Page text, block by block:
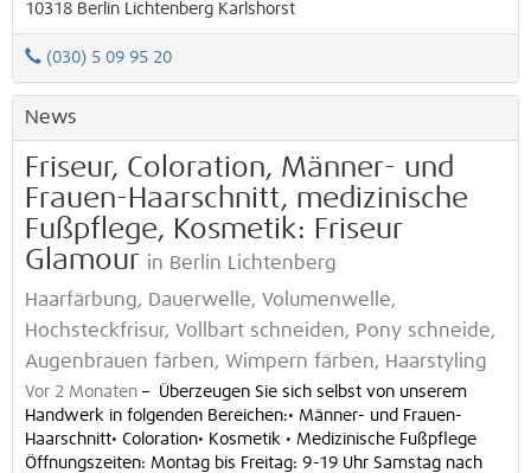
10318 Berlin Lichtenberg Karlshorst
(030) 5 09 95 20
News
Friseur, Coloration, Männer- und
Frauen-Haarschnitt, medizinische
Fußpflege, Kosmetik: Friseur
Glamour in Berlin Lichtenberg
Haarfärbung, Dauerwelle, Volumenwelle,
Hochsteckfrisur, Vollbart schneiden, Pony schneide,
Augenbrauen färben, Wimpern färben, Haarstyling
Vor 2 Monaten – Überzeugen Sie sich selbst von unserem
Handwerk in folgenden Bereichen:• Männer- und Frauen-
Haarschnitt• Coloration• Kosmetik • Medizinische Fußpflege
Öffnungszeiten: Montag bis Freitag: 9-19 Uhr Samstag nach